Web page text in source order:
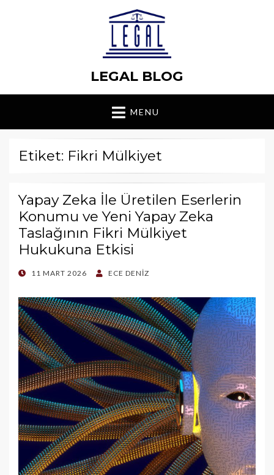
LEGAL BLOG
MENU
Etiket: Fikri Mülkiyet
Yapay Zeka İle Üretilen Eserlerin
Konumu ve Yeni Yapay Zeka
Taslağının Fikri Mülkiyet
Hukukuna Etkisi
POSTED
11 MART 2026 ECE DENİZ